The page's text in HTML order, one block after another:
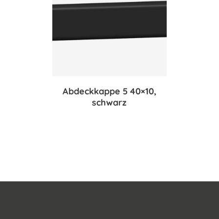
Abdeckkappe 5 40×10,
schwarz